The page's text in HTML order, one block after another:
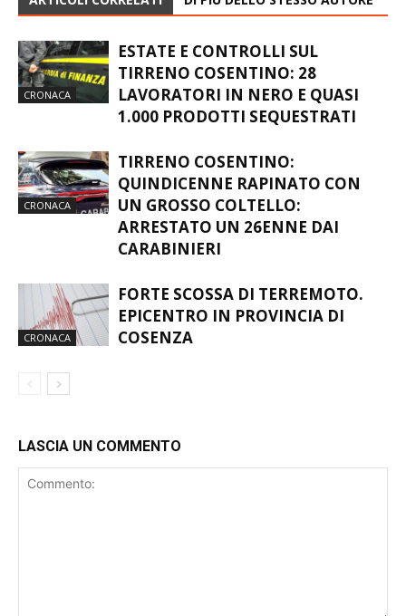
CRONACA
ESTATE E CONTROLLI SUL
TIRRENO COSENTINO: 28
LAVORATORI IN NERO E QUASI
1.000 PRODOTTI SEQUESTRATI
CRONACA
TIRRENO COSENTINO:
QUINDICENNE RAPINATO CON
UN GROSSO COLTELLO:
ARRESTATO UN 26ENNE DAI
CARABINIERI
CRONACA
FORTE SCOSSA DI TERREMOTO.
EPICENTRO IN PROVINCIA DI
COSENZA
LASCIA UN COMMENTO